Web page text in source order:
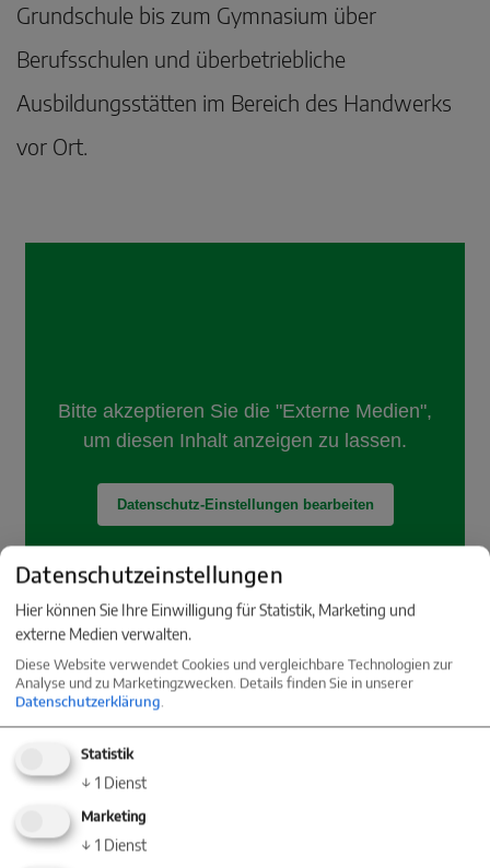
Grundschule bis zum Gymnasium über
Berufsschulen und überbetriebliche
Ausbildungsstätten im Bereich des Handwerks
vor Ort.
Energieausweis
Datenschutzeinstellungen
Hier können Sie Ihre Einwilligung für Statistik, Marketing und
externe Medien verwalten.
Diese Website verwendet Cookies und vergleichbare Technologien zur
Analyse und zu Marketingzwecken. Details finden Sie in unserer
Datenschutzerklärung.
Statistik
↓ 1 Dienst
Marketing
↓ 1 Dienst